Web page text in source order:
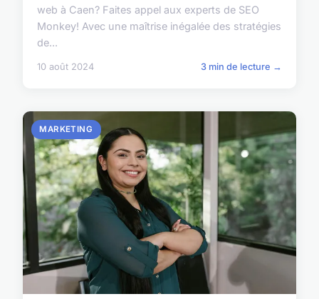
web à Caen? Faites appel aux experts de SEO
Monkey! Avec une maîtrise inégalée des stratégies
de...
10 août 2024 3 min de lecture →
MARKETING